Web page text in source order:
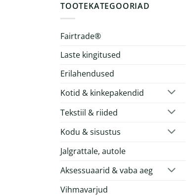
TOOTEKATEGOORIAD
Fairtrade®
Laste kingitused
Erilahendused
Kotid & kinkepakendid
Tekstiil & riided
Kodu & sisustus
Jalgrattale, autole
Aksessuaarid & vaba aeg
Vihmavarjud